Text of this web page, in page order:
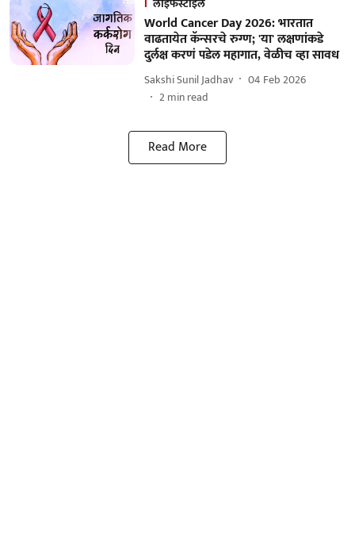
World Cancer Day 2026: भारतात
वाढतायेत कॅन्सरचे रुग्ण; 'या' लक्षणांकडे
दुर्लक्ष करणं पडेल महागात, वेळीच व्हा सावध
Sakshi Sunil Jadhav
04 Feb 2026
2min read
Read More